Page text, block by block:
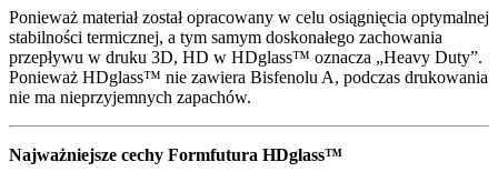
Ponieważ materiał został opracowany w celu osiągnięcia optymalnej
stabilności termicznej, a tym samym doskonałego zachowania
przepływu w druku 3D, HD w HDglass™ oznacza „Heavy Duty”.
Ponieważ HDglass™ nie zawiera Bisfenolu A, podczas drukowania
nie ma nieprzyjemnych zapachów.
Najważniejsze cechy Formfutura HDglass™